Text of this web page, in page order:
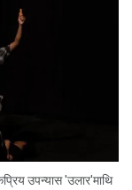
उपन्यास 'उलार'माथि